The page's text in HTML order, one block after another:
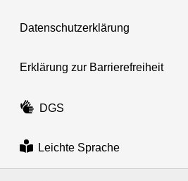
Datenschutzerklärung
Erklärung zur Barrierefreiheit
DGS
Leichte Sprache